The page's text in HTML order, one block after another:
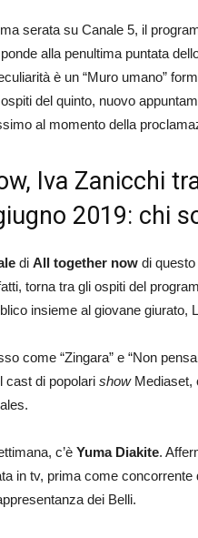
serata su Canale 5, il
alla penultima puntata
è un “Muro umano”
del quinto, nuovo
al momento della
Iva Zanicchi
2019: chi
di All together now di questo
torna tra gli ospiti del
insieme al giovane giurato,
come “Zingara” e “Non
cast di popolari showMediaset,
c’è Yuma Diakite.
in tv, prima come
dei Belli.